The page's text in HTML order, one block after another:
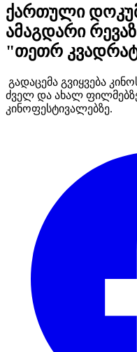
ქართული
ამაგდარი
"თეთრ
გადაცემა გვიყვება
ძველ და ახალ
კინოფესტივალებზე.